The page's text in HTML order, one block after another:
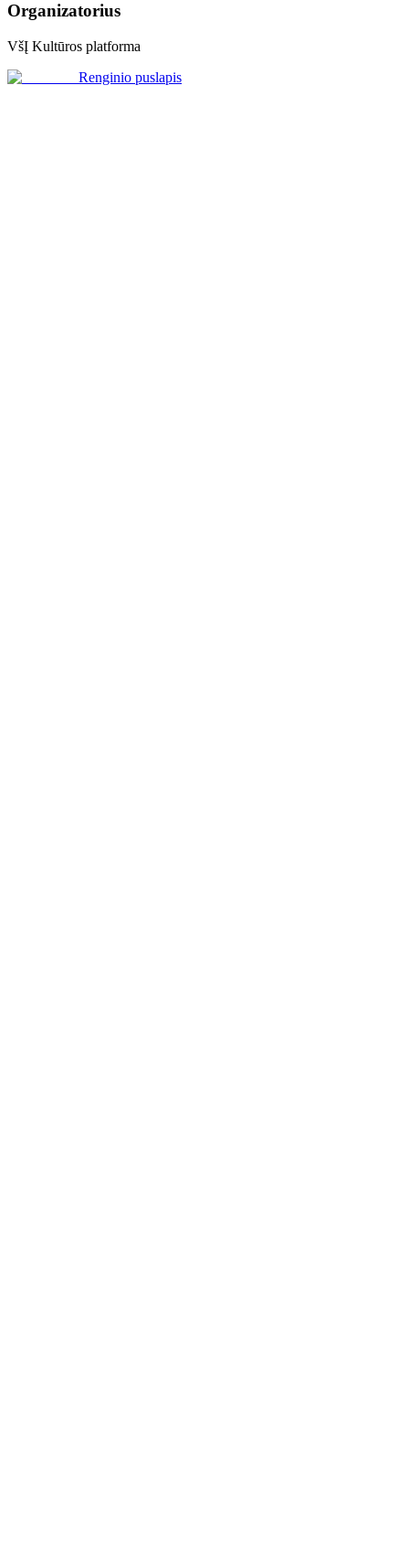
Organizatorius
VšĮ Kultūros platforma
Renginio puslapis